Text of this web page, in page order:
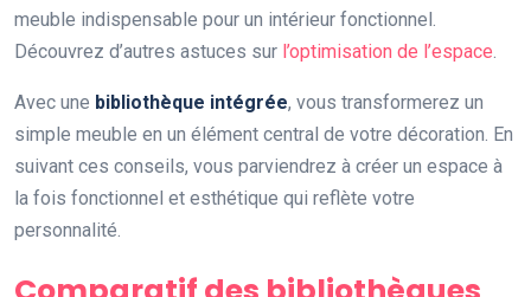
meuble indispensable pour un intérieur fonctionnel.
Découvrez d’autres astuces sur l’optimisation de l’espace.
Avec une bibliothèque intégrée, vous transformerez un
simple meuble en un élément central de votre décoration. En
suivant ces conseils, vous parviendrez à créer un espace à
la fois fonctionnel et esthétique qui reflète votre
personnalité.